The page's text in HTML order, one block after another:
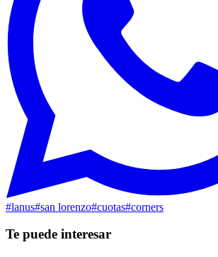
#lanus#san lorenzo#cuotas#corners
Te puede interesar